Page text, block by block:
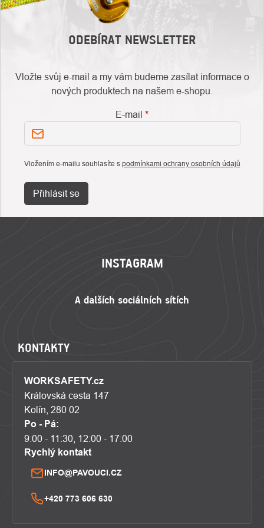
ODEBÍRAT NEWSLETTER
Vložte svůj e-mail a my vám budeme zasílat informace o
nových produktech na našem e-shopu.
E-mail
Vložením e-mailu souhlasíte s podmínkami ochrany osobních údajů
Přihlásit se
INSTAGRAM
KONTAKTY
WORKSAFETY.cz
Královská cesta 147
Kolín, 280 02
Po - Pá:
9:00 - 11:30, 12:00 - 17:00
Rychlý kontakt
INFO@PAVOUCI.CZ
+420 773 606 630